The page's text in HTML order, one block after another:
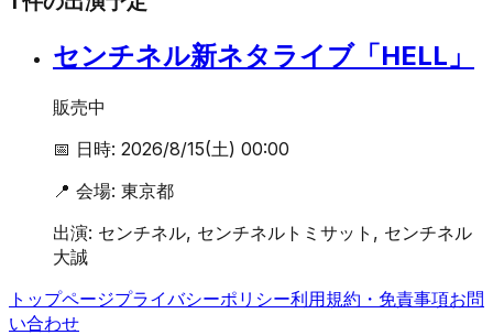
センチネル新ネタライブ「HELL」
販売中
📅 日時: 2026/8/15(土) 00:00
📍 会場: 東京都
出演: センチネル, センチネルトミサット, センチネル
大誠
トップページプライバシーポリシー利用規約・免責事項お問
い合わせ